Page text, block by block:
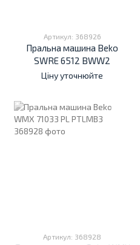
Артикул: 368926
Пральна машина Beko
SWRE 6512 BWW2
Ціну уточнюйте
Артикул: 368928